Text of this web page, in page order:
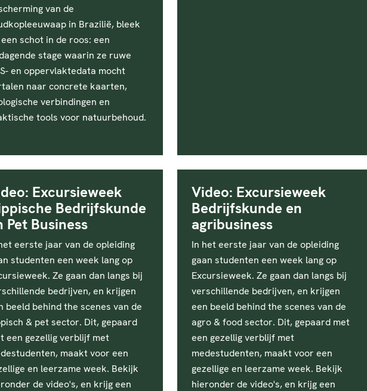
van de
in Brazilië, bleek
schot in de roos: een
stage waarin ze ruwe
en oppervlaktedata mocht
naar concrete kaarten,
verbindingen en
tools voor natuurbehoud.
Excursieweek
Bedrijfskunde
Pet Business
eerste jaar van de opleiding
studenten een week lang op
Ze gaan dan langs bij
bedrijven, en krijgen
beeld behind the scenes van de
& pet sector. Dit, gepaard
een gezellig verblijf met
maakt voor een
en leerzame week. Bekijk
de video's, en krijg een
Video: Excursieweek
Bedrijfskunde en
agribusiness
In het eerste jaar van de opleiding
gaan studenten een week lang op
Excursieweek. Ze gaan dan langs bij
verschillende bedrijven, en krijgen
een beeld behind the scenes van de
agro & food sector. Dit, gepaard met
een gezellig verblijf met
medestudenten, maakt voor een
gezellige en leerzame week. Bekijk
hieronder de video's, en krijg een